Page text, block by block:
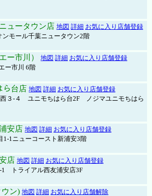
ュータウン店 地図 詳細 お気に入り店舗登録
モール千葉ニュータウン2階
ー市川） 地図 詳細 お気に入り店舗登録
ー市川 6階
ら台店 地図 詳細 お気に入り店舗登録
３-４ ユニモちはら台2F ノジマユニモちはら
安店 地図 詳細 お気に入り店舗登録
1-1ニューコースト新浦安3階
店 地図 詳細 お気に入り店舗登録
1 トライアル西友浦安店3F
ン) 地図 詳細 お気に入り店舗解除